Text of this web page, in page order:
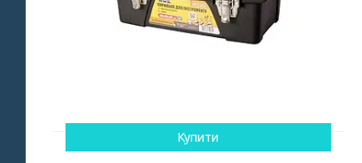
Купити